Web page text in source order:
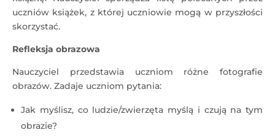
uczniów książek, z której uczniowie mogą w przyszłości
skorzystać.
Refleksja obrazowa
Nauczyciel przedstawia uczniom różne fotografie
obrazów. Zadaje uczniom pytania:
Jak myślisz, co ludzie/zwierzęta myślą i czują na tym
obrazie?